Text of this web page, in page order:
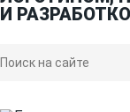
И